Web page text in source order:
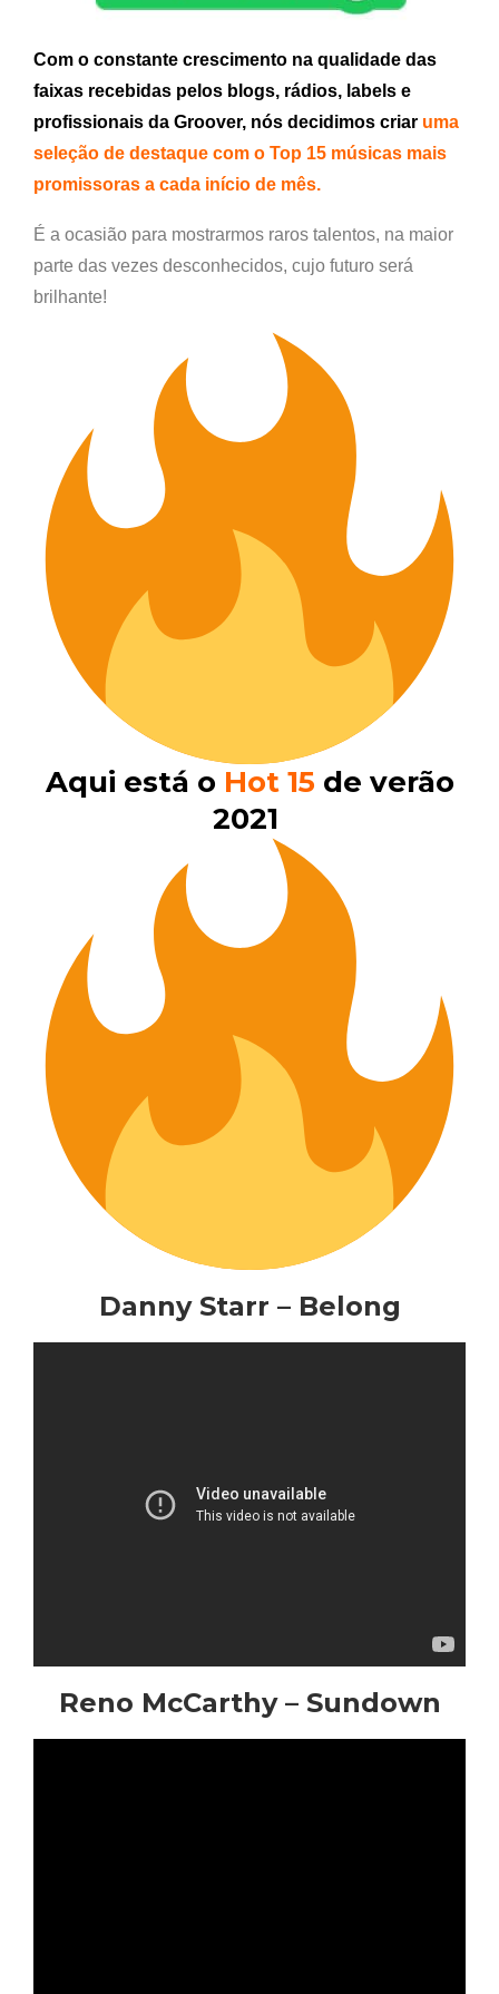
Com o constante crescimento na qualidade das
faixas recebidas pelos blogs, rádios, labels e
profissionais da Groover, nós decidimos criar uma
seleção de destaque com o Top 15 músicas mais
promissoras a cada início de mês.
É a ocasião para mostrarmos raros talentos, na maior
parte das vezes desconhecidos, cujo futuro será
brilhante!
Aqui está o Hot 15 de verão
2021
Danny Starr – Belong
Reno McCarthy – Sundown